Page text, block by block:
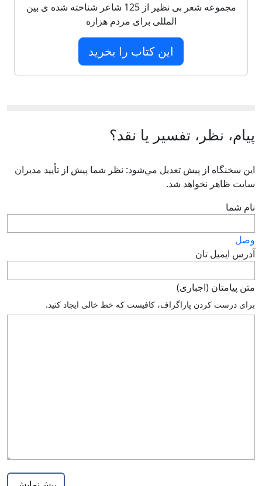
مجموعه شعر بی نظیر از 125 شاعر شناخته شده ی بین
المللی برای مردم هزاره
این کتاب را بخرید
پیام، نظر، تفسیر یا نقد؟
اين سخنگاه از پيش تعديل مي‌شود: نظر شما پيش از تأييد مديران
سايت ظاهر نخواهد شد.
نام شما
وصل
آدرس ايميل تان
متن پيامتان (اجباری)
براى درست كردن پاراگراف، كافيست كه خط خالى ايجاد كنيد.